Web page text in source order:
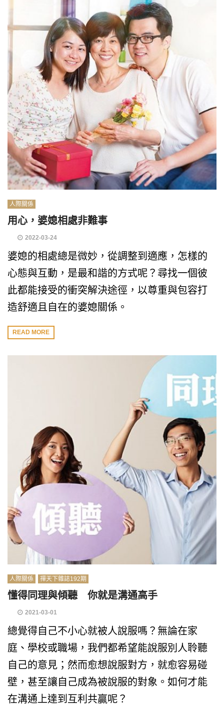
人際關係
用心，婆媳相處非難事
2022-03-24
婆媳的相處總是微妙，從調整到適應，怎樣的
心態與互動，是最和諧的方式呢？尋找一個彼
此都能接受的衝突解決途徑，以尊重與包容打
造舒適且自在的婆媳關係。
READ MORE
人際關係 禪天下雜誌192期
懂得同理與傾聽 你就是溝通高手
2021-03-01
總覺得自己不小心就被人說服嗎？無論在家
庭、學校或職場，我們都希望能說服別人聆聽
自己的意見；然而愈想說服對方，就愈容易碰
壁，甚至讓自己成為被說服的對象。如何才能
在溝通上達到互利共贏呢？